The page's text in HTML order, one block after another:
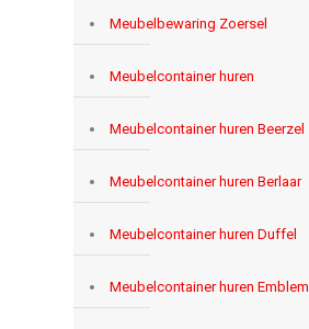
Meubelbewaring Zoersel
Meubelcontainer huren
Meubelcontainer huren Beerzel
Meubelcontainer huren Berlaar
Meubelcontainer huren Duffel
Meubelcontainer huren Emblem